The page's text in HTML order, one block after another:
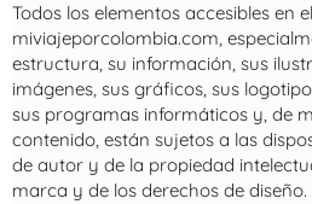
Todos los elementos accesibles en
miviajeporcolombia.com,
estructura, su información, sus
imágenes, sus gráficos, sus
sus programas informáticos y, de
contenido, están sujetos a las
de autor y de la propiedad
marca y de los derechos de diseño.